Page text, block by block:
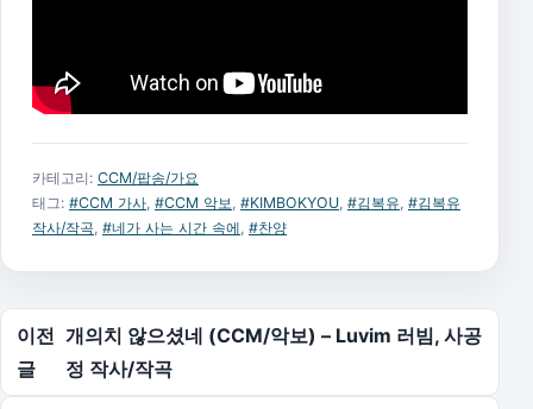
카테고리: CCM/팝송/가요
태그: #CCM 가사, #CCM 악보, #KIMBOKYOU, #김복유, #김복유
작사/작곡, #네가 사는 시간 속에, #찬양
글 탐색
이전
글
개의치 않으셨네 (CCM/악보) – Luvim 러빔, 사공
정 작사/작곡